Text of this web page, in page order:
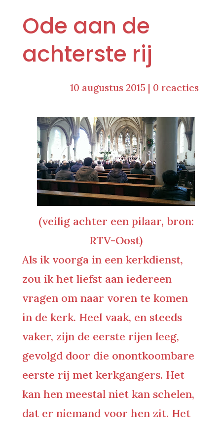
Ode aan de
achterste rij
10 augustus 2015 | 0 reacties
(veilig achter een pilaar, bron:
RTV-Oost)
Als ik voorga in een kerkdienst,
zou ik het liefst aan iedereen
vragen om naar voren te komen
in de kerk. Heel vaak, en steeds
vaker, zijn de eerste rijen leeg,
gevolgd door die onontkoombare
eerste rij met kerkgangers. Het
kan hen meestal niet kan schelen,
dat er niemand voor hen zit. Het